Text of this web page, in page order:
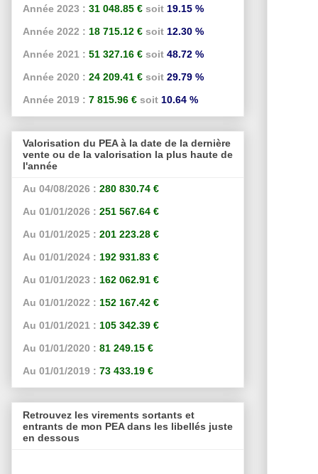
Année 2023 : 31 048.85 € soit 19.15 %
Année 2022 : 18 715.12 € soit 12.30 %
Année 2021 : 51 327.16 € soit 48.72 %
Année 2020 : 24 209.41 € soit 29.79 %
Année 2019 : 7 815.96 € soit 10.64 %
Valorisation du PEA à la date de la dernière
vente ou de la valorisation la plus haute de
l'année
Au 04/08/2026 : 280 830.74 €
Au 01/01/2026 : 251 567.64 €
Au 01/01/2025 : 201 223.28 €
Au 01/01/2024 : 192 931.83 €
Au 01/01/2023 : 162 062.91 €
Au 01/01/2022 : 152 167.42 €
Au 01/01/2021 : 105 342.39 €
Au 01/01/2020 : 81 249.15 €
Au 01/01/2019 : 73 433.19 €
Retrouvez les virements sortants et
entrants de mon PEA dans les libellés juste
en dessous